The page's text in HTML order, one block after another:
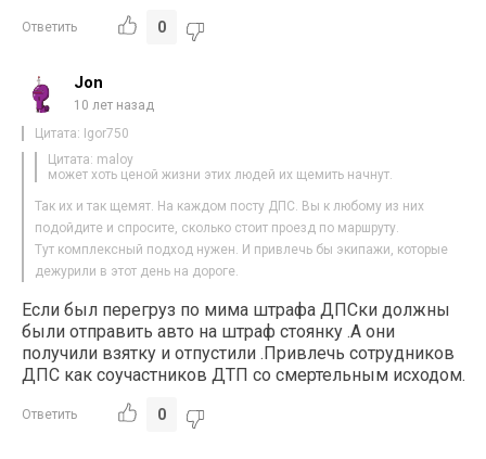
Ответить 0
Jon
10 лет назад
Цитата: Igor750
Цитата: maloy
может хоть ценой жизни этих людей их щемить начнут.
Так их и так щемят. На каждом посту ДПС. Вы к любому из них
подойдите и спросите, сколько стоит проезд по маршруту.
Тут комплексный подход нужен. И привлечь бы экипажи, которые
дежурили в этот день на дороге.
Если был перегруз по мима штрафа ДПСки должны
были отправить авто на штраф стоянку .А они
получили взятку и отпустили .Привлечь сотрудников
ДПС как соучастников ДТП со смертельным исходом.
Ответить 0